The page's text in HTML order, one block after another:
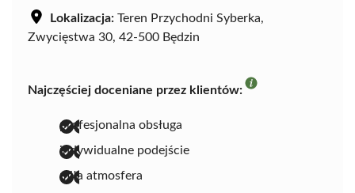
Lokalizacja: Teren Przychodni Syberka,
Zwycięstwa 30, 42-500 Będzin
Najczęściej doceniane przez klientów:
profesjonalna obsługa
indywidualne podejście
miła atmosfera